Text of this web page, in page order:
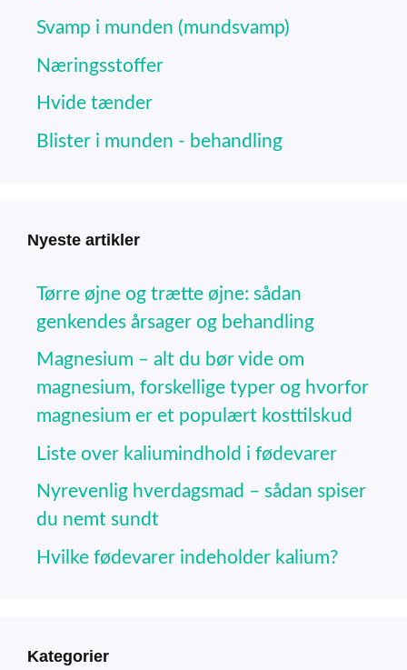
Svamp i munden (mundsvamp)
Næringsstoffer
Hvide tænder
Blister i munden - behandling
Nyeste artikler
Tørre øjne og trætte øjne: sådan
genkendes årsager og behandling
Magnesium – alt du bør vide om
magnesium, forskellige typer og hvorfor
magnesium er et populært kosttilskud
Liste over kaliumindhold i fødevarer
Nyrevenlig hverdagsmad – sådan spiser
du nemt sundt
Hvilke fødevarer indeholder kalium?
Kategorier